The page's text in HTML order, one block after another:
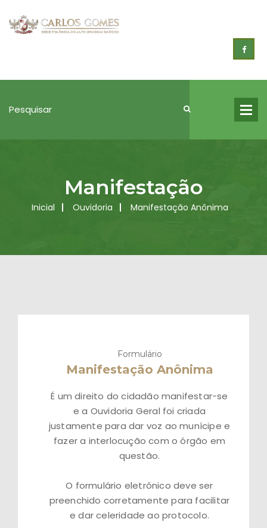
Manifestação
Inicial Ouvidoria Manifestação Anônima
Formulário
Manifestação Anônima
É um direito do cidadão manifestar-se
e a Ouvidoria Geral foi criada
justamente para dar voz ao munícipe e
fazer a interlocução com o órgão em
questão.
O formulário eletrônico deve ser
preenchido corretamente para facilitar
e dar celeridade ao protocolo.